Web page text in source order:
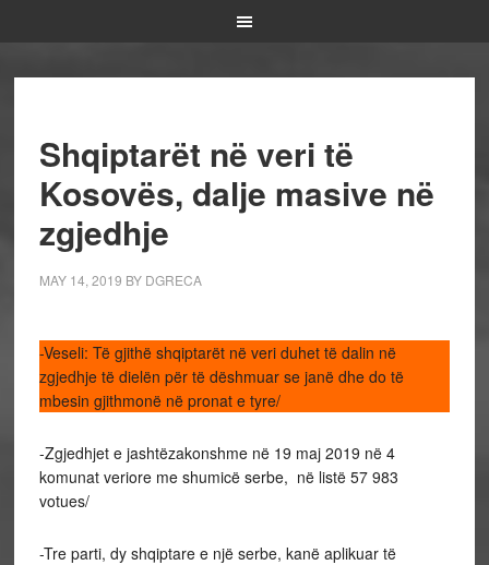
Shqiptarët në veri të
Kosovës, dalje masive në
zgjedhje
MAY 14, 2019 BY DGRECA
-Veseli: Të gjithë shqiptarët në veri duhet të dalin në
zgjedhje të dielën për të dëshmuar se janë dhe do të
mbesin gjithmonë në pronat e tyre/
-Zgjedhjet e jashtëzakonshme në 19 maj 2019 në 4
komunat veriore me shumicë serbe, në listë 57 983
votues/
-Tre parti, dy shqiptare e një serbe, kanë aplikuar të